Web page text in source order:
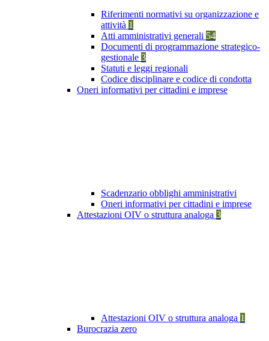
Riferimenti normativi su organizzazione e
attività 1
Atti amministrativi generali 54
Documenti di programmazione strategico-
gestionale 3
Statuti e leggi regionali
Codice disciplinare e codice di condotta
Oneri informativi per cittadini e imprese
Scadenzario obblighi amministrativi
Oneri informativi per cittadini e imprese
Attestazioni OIV o struttura analoga 3
Attestazioni OIV o struttura analoga 1
Burocrazia zero